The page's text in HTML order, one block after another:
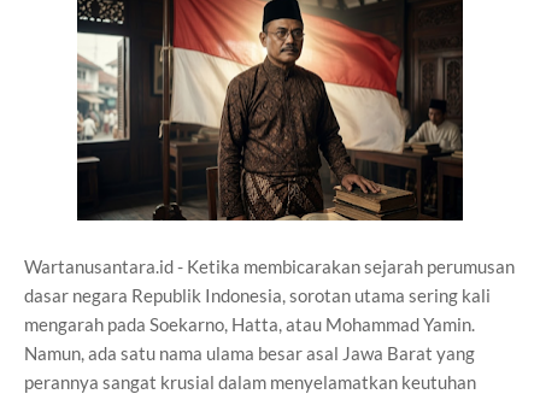
Wartanusantara.id - Ketika membicarakan sejarah perumusan
dasar negara Republik Indonesia, sorotan utama sering kali
mengarah pada Soekarno, Hatta, atau Mohammad Yamin.
Namun, ada satu nama ulama besar asal Jawa Barat yang
perannya sangat krusial dalam menyelamatkan keutuhan